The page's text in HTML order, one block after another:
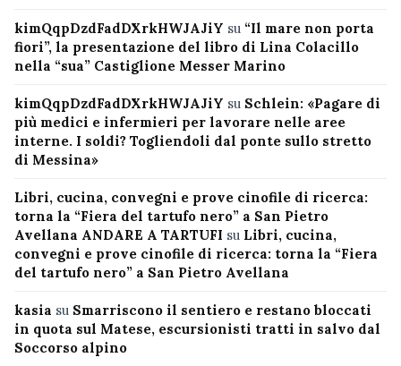
kimQqpDzdFadDXrkHWJAJiY su “Il mare non porta
fiori”, la presentazione del libro di Lina Colacillo
nella “sua” Castiglione Messer Marino
kimQqpDzdFadDXrkHWJAJiY su Schlein: «Pagare di
più medici e infermieri per lavorare nelle aree
interne. I soldi? Togliendoli dal ponte sullo stretto
di Messina»
Libri, cucina, convegni e prove cinofile di ricerca:
torna la “Fiera del tartufo nero” a San Pietro
Avellana ANDARE A TARTUFI su Libri, cucina,
convegni e prove cinofile di ricerca: torna la “Fiera
del tartufo nero” a San Pietro Avellana
kasia su Smarriscono il sentiero e restano bloccati
in quota sul Matese, escursionisti tratti in salvo dal
Soccorso alpino